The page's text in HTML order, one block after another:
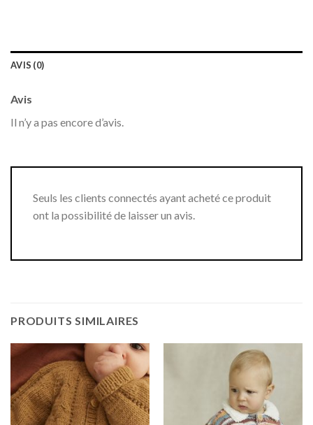
AVIS (0)
Avis
Il n’y a pas encore d’avis.
Seuls les clients connectés ayant acheté ce produit
ont la possibilité de laisser un avis.
PRODUITS SIMILAIRES